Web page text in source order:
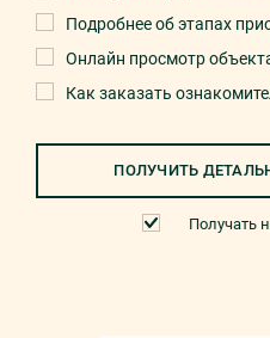
Подробнее об этапах
Онлайн просмотр
Как заказать
ПОЛУЧИТЬ
Получать